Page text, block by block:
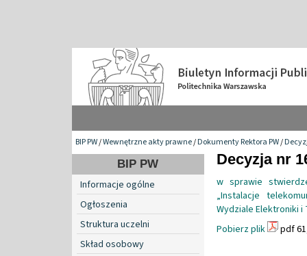
BIP PW/Wewnętrzne akty prawne/Dokumenty Rektora PW/
BIP PW
Informacje ogólne
Ogłoszenia
Struktura uczelni
Skład osobowy
Decyzja nr
w sprawie
„Instalacje
Wydziale Elektroniki
Pobierz plik
pdf